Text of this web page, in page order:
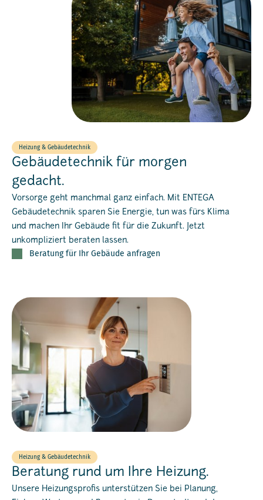
Heizung & Gebäudetechnik
Gebäudetechnik für morgen
gedacht.
Vorsorge geht manchmal ganz einfach. Mit ENTEGA
Gebäudetechnik sparen Sie Energie, tun was fürs Klima
und machen Ihr Gebäude fit für die Zukunft. Jetzt
unkompliziert beraten lassen.
Beratung für Ihr Gebäude anfragen
Heizung & Gebäudetechnik
Beratung rund um Ihre Heizung.
Unsere Heizungsprofis unterstützen Sie bei Planung,